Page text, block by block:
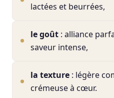
lactées et beurrées,
le goût : alliance
saveur intense,
la texture : légère
crémeuse à cœur.